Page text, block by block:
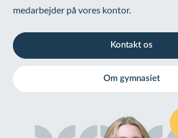
medarbejder på vores kontor.
Kontakt os
Om gymnasiet